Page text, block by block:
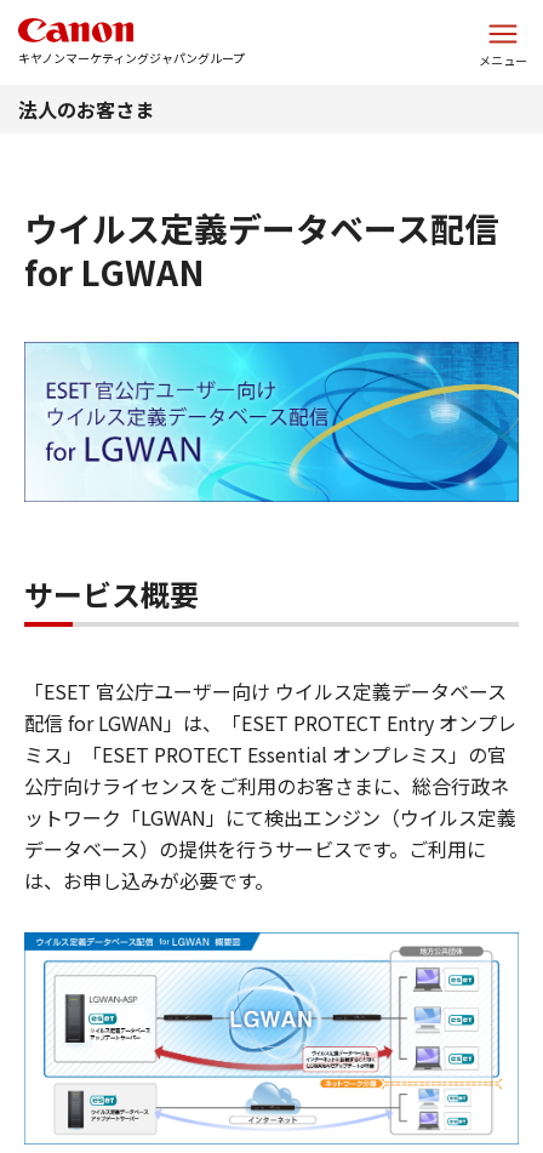
キヤノンマーケティングジャパングループ メニュー
法人のお客さま
ウイルス定義データベース配信
for LGWAN
サービス概要
「ESET 官公庁ユーザー向け ウイルス定義データベース
配信 for LGWAN」は、「ESET PROTECT Entry オンプレ
ミス」「ESET PROTECT Essential オンプレミス」の官
公庁向けライセンスをご利用のお客さまに、総合行政ネ
ットワーク「LGWAN」にて検出エンジン（ウイルス定義
データベース）の提供を行うサービスです。ご利用に
は、お申し込みが必要です。